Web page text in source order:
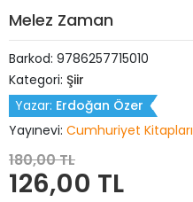
Melez Zaman
Barkod: 9786257715010
Kategori: Şiir
Yazar: Erdoğan Özer
Yayınevi: Cumhuriyet Kitapları
180,00 TL
126,00 TL